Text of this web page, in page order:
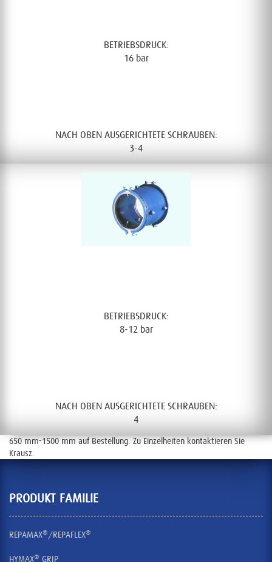
BETRIEBSDRUCK:
16 bar
NACH OBEN AUSGERICHTETE SCHRAUBEN:
3-4
BETRIEBSDRUCK:
8-12 bar
NACH OBEN AUSGERICHTETE SCHRAUBEN:
4
650 mm-1500 mm auf Bestellung. Zu Einzelheiten kontaktieren Sie
Krausz.
PRODUKT FAMILIE
REPAMAX® /REPAFLEX®
HYMAX® GRIP